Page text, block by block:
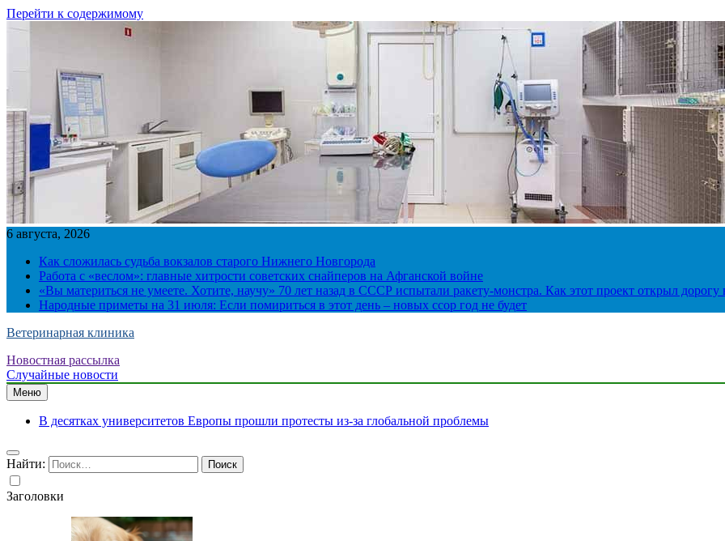
Перейти к содержимому
6 августа, 2026
Как сложилась судьба вокзалов старого Нижнего Новгорода
Работа с «веслом»: главные хитрости советских снайперов на Афганской войне
«Вы материться не умеете. Хотите, научу» 70 лет назад в СССР испытали ракету-монстра. Как этот проект открыл дорогу
Народные приметы на 31 июля: Если помириться в этот день – новых ссор год не будет
Ветеринарная клиника
Новостная рассылка
Случайные новости
Меню
В десятках университетов Европы прошли протесты из-за глобальной проблемы
Найти:
Заголовки